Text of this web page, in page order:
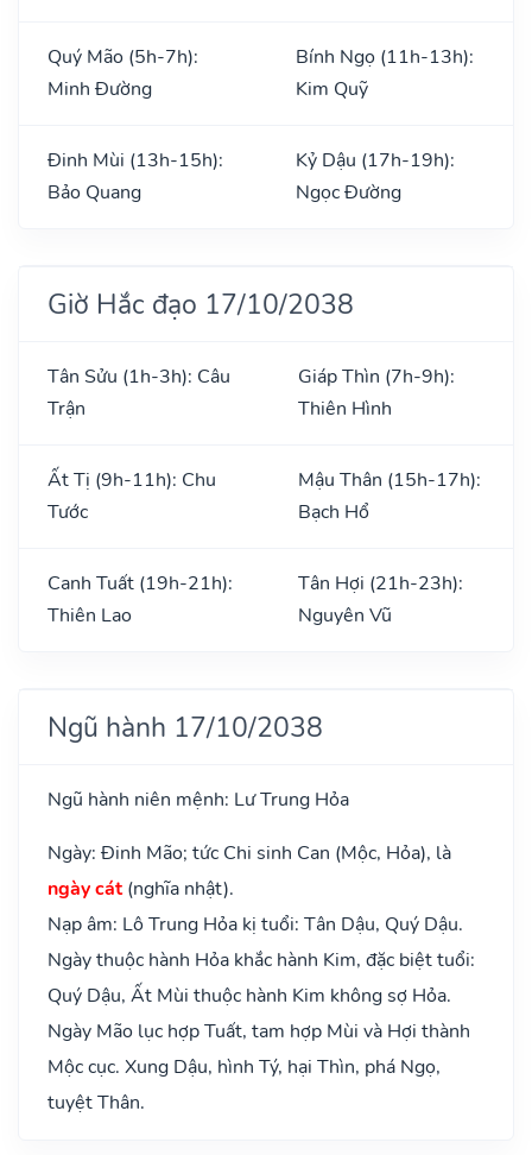
Quý Mão (5h-7h):
Minh Đường
Bính Ngọ (11h-13h):
Kim Quỹ
Đinh Mùi (13h-15h):
Bảo Quang
Kỷ Dậu (17h-19h):
Ngọc Đường
Giờ Hắc đạo 17/10/2038
Tân Sửu (1h-3h): Câu
Trận
Giáp Thìn (7h-9h):
Thiên Hình
Ất Tị (9h-11h): Chu
Tước
Mậu Thân (15h-17h):
Bạch Hổ
Canh Tuất (19h-21h):
Thiên Lao
Tân Hợi (21h-23h):
Nguyên Vũ
Ngũ hành 17/10/2038
Ngũ hành niên mệnh: Lư Trung Hỏa
Ngày: Đinh Mão; tức Chi sinh Can (Mộc, Hỏa), là
ngày cát(nghĩa nhật).
Nạp âm: Lô Trung Hỏa kị tuổi: Tân Dậu, Quý Dậu.
Ngày thuộc hành Hỏa khắc hành Kim, đặc biệt tuổi:
Quý Dậu, Ất Mùi thuộc hành Kim không sợ Hỏa.
Ngày Mão lục hợp Tuất, tam hợp Mùi và Hợi thành
Mộc cục. Xung Dậu, hình Tý, hại Thìn, phá Ngọ,
tuyệt Thân.